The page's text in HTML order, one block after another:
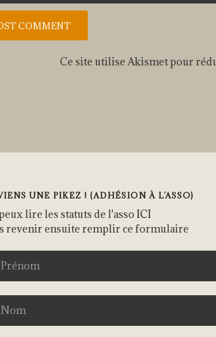
Ce site utilise Akismet pour
UNE PIKEZ ! (ADHÉSION À L’ASSO)
lire les statuts de l'asso ICI
revenir ensuite remplir ce formulaire